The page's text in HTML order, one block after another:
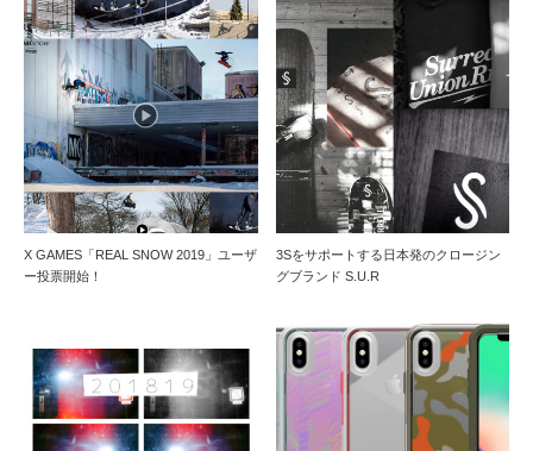
X GAMES「REAL SNOW 2019」ユーザ
ー投票開始！
3Sをサポートする日本発のクロージン
グブランド S.U.R